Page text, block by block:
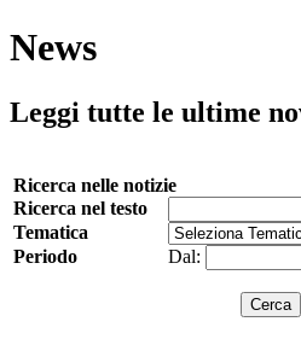
News
Leggi tutte le ultime
Ricerca nelle notizie
Ricerca nel testo
Tematica
Periodo
Dal: